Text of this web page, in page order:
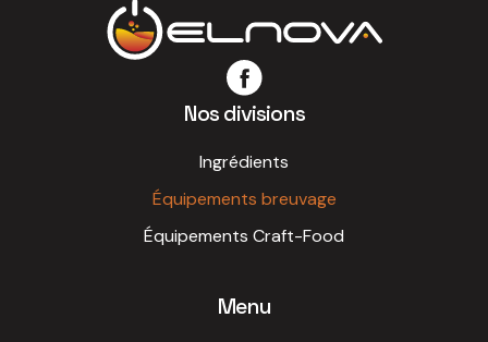
Nos divisions
Ingrédients
Équipements breuvage
Équipements Craft-Food
Menu